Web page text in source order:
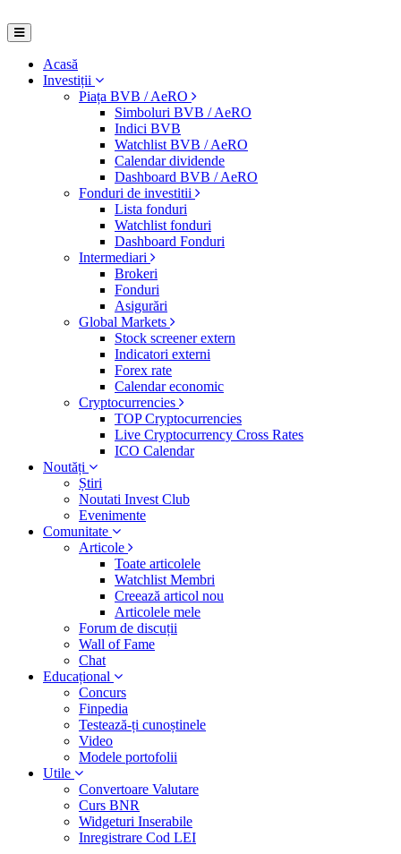
Acasă
Investiții
Piața BVB / AeRO
Simboluri BVB / AeRO
Indici BVB
Watchlist BVB / AeRO
Calendar dividende
Dashboard BVB / AeRO
Fonduri de investitii
Lista fonduri
Watchlist fonduri
Dashboard Fonduri
Intermediari
Brokeri
Fonduri
Asigurări
Global Markets
Stock screener extern
Indicatori externi
Forex rate
Calendar economic
Cryptocurrencies
TOP Cryptocurrencies
Live Cryptocurrency Cross Rates
ICO Calendar
Noutăți
Știri
Noutati Invest Club
Evenimente
Comunitate
Articole
Toate articolele
Watchlist Membri
Creează articol nou
Articolele mele
Forum de discuții
Wall of Fame
Chat
Educațional
Concurs
Finpedia
Testează-ți cunoștinele
Video
Modele portofolii
Utile
Convertoare Valutare
Curs BNR
Widgeturi Inserabile
Inregistrare Cod LEI